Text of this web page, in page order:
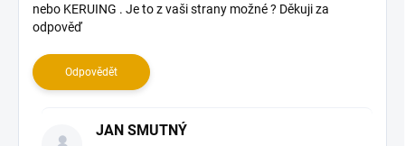
nebo KERUING . Je to z vaši strany možné ? Děkuji za
odpověď
Odpovědět
JAN SMUTNÝ